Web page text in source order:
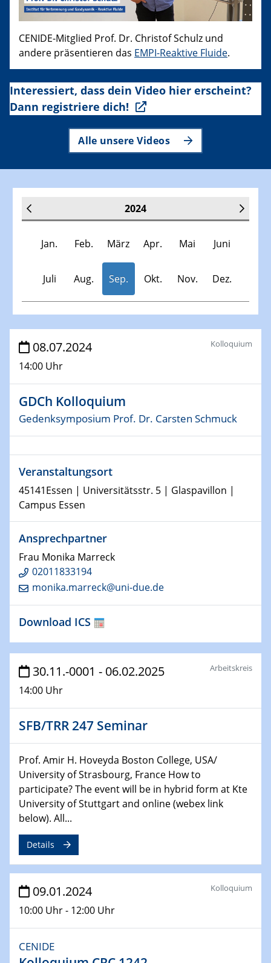
CENIDE-Mitglied Prof. Dr. Christof Schulz und
andere präsentieren das EMPI-Reaktive Fluide.
Interessiert, dass dein Video hier erscheint?
Dann registriere dich!
Alle unsere Videos
2024
Jan. Feb. März Apr. Mai Juni
Juli Aug. Sep. Okt. Nov. Dez.
Veranstaltungen
30.11.-0001 - 06.02.2025
SFB/TRR 247 Seminar
09.01.2024
Kolloquium CRC 1242
15.01.2024
Bewerbungsvorrtag Besetzung W3-Professur
Technische Chemie – Technisch-Makromolekulare
Chemie für die Wasserforschung
Kolloquium CRC 1242
23.01.2024
Kolloquium CRC 1242
Bewerbungsvorrtag Besetzung W3-Professur
Technische Chemie – Technisch-Makromolekulare
Chemie für die Wasserforschung
29.01.2024
Bewerbungsvorrtag Besetzung W3-Professur
Technische Chemie – Technisch-Makromolekulare
Chemie für die Wasserforschung
29.01.2024
Bewerbungsvorrtag Besetzung W3-Professur
Technische Chemie – Technisch-Makromolekulare
Chemie für die Wasserforschung
29.01.2024
Bewerbungsvorrtag Besetzung W3-Professur
Technische Chemie – Technisch-Makromolekulare
Chemie für die Wasserforschung
30.01.2024
WIN & CENIDE Seminar Series on 2D-
31.01.2024
08.07.2024
14:00 Uhr
Kolloquium
GDCh Kolloquium
Gedenksymposium Prof. Dr. Carsten Schmuck
Veranstaltungsort
45141Essen | Universitätsstr. 5 | Glaspavillon |
Campus Essen
Ansprechpartner
Frau Monika Marreck
02011833194
monika.marreck@uni-due.de
Download ICS
30.11.-0001 - 06.02.2025
14:00 Uhr
Arbeitskreis
SFB/TRR 247 Seminar
Prof. Amir H. Hoveyda Boston College, USA/
University of Strasbourg, France How to
participate? The event will be in hybrid form at Kte
University of Stuttgart and online (webex link
below). All...
Details
09.01.2024
10:00 Uhr - 12:00 Uhr
Kolloquium
CENIDE